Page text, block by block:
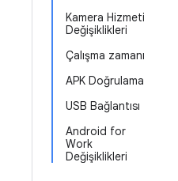
Kamera Hizmeti
Değişiklikleri
Çalışma zamanı
APK Doğrulama
USB Bağlantısı
Android for
Work
Değişiklikleri